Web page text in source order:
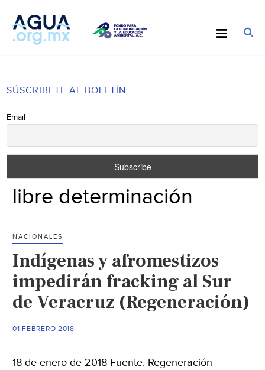
SÚSCRIBETE AL BOLETÍN
Email
libre determinación
NACIONALES
Indígenas y afromestizos
impedirán fracking al Sur
de Veracruz (Regeneración)
01 FEBRERO 2018
18 de enero de 2018 Fuente: Regeneración